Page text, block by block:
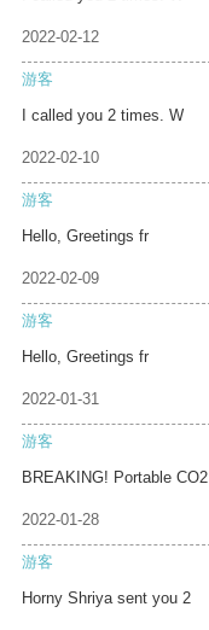
2022-02-12
游客
I called you 2 times. W
2022-02-10
游客
Hello, Greetings fr
2022-02-09
游客
Hello, Greetings fr
2022-01-31
游客
BREAKING! Portable CO2
2022-01-28
游客
Horny Shriya sent you 2